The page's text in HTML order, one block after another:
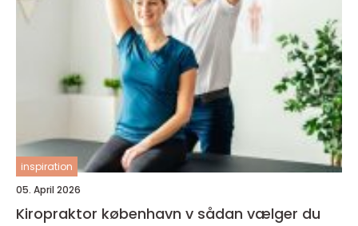
inspiration
05. April 2026
Kiropraktor københavn v sådan vælger du